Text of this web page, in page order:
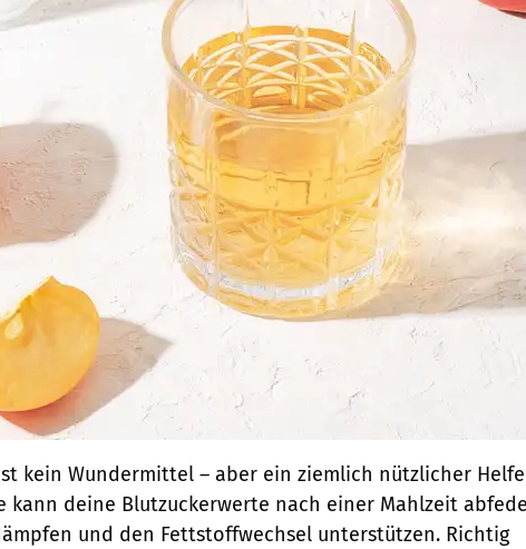
kein Wundermittel – aber ein ziemlich nützlicher
kann deine Blutzuckerwerte nach einer Mahlzeit
und den Fettstoffwechsel unterstützen. Richtig